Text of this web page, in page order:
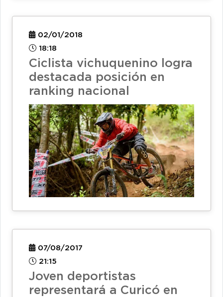
02/01/2018
18:18
Ciclista vichuquenino logra
destacada posición en
ranking nacional
07/08/2017
21:15
Joven deportistas
representará a Curicó en